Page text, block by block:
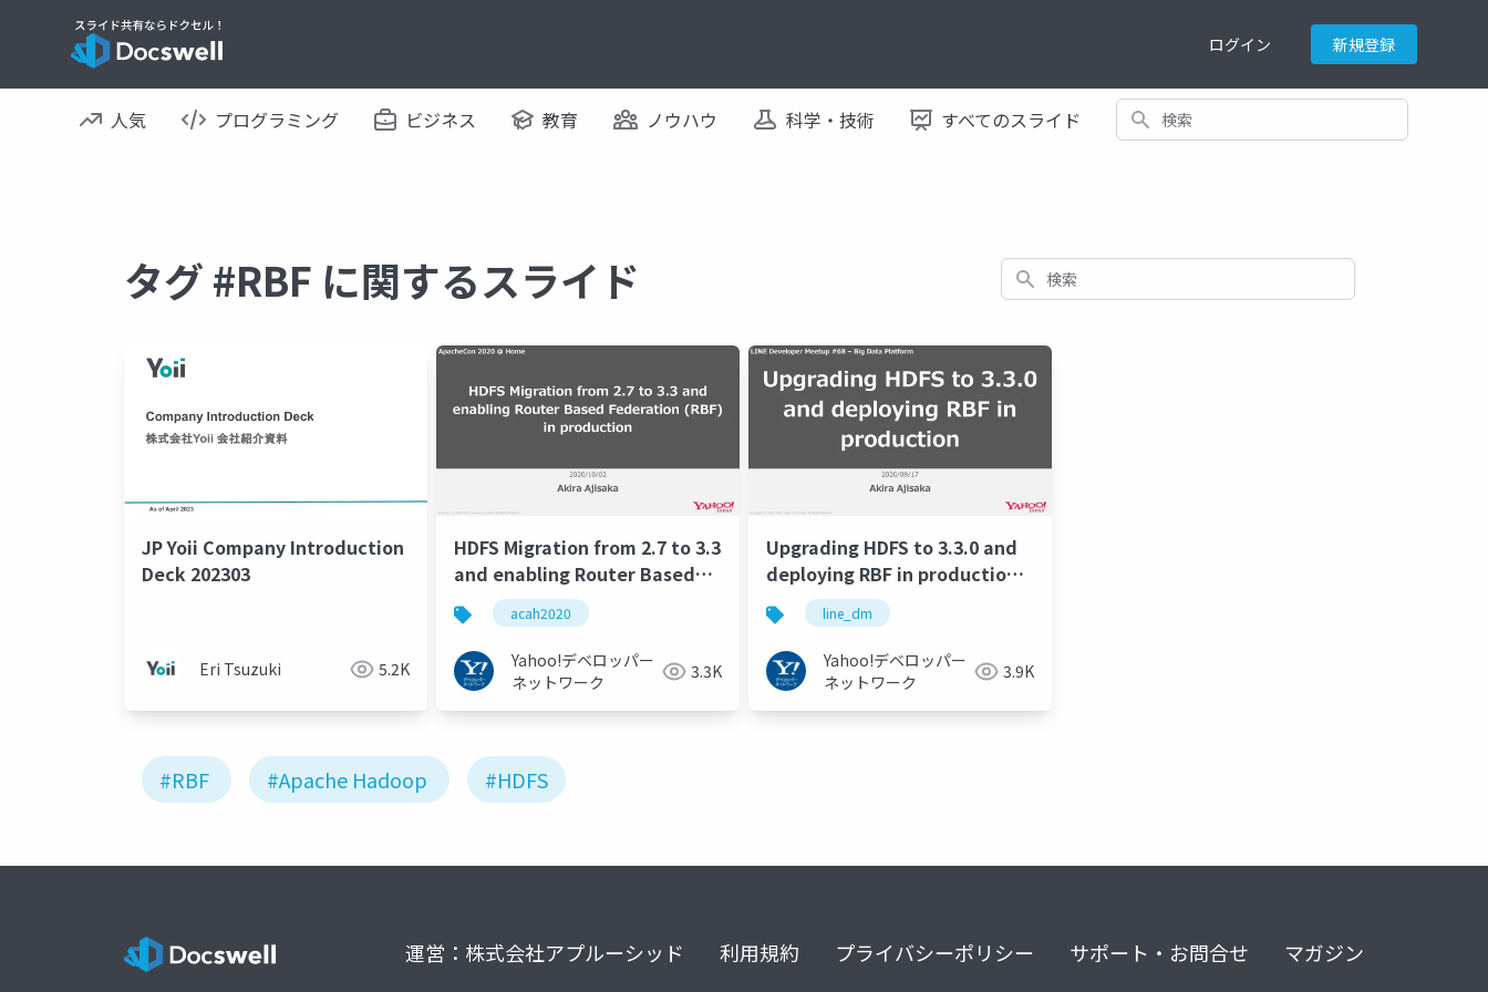
ログイン 新規登録
人気 プログラミング ビジネス 教育 ノウハウ 科学・技術 すべてのスライド 検索
タグ #RBF に関するスライド 検索
JP Yoii Company Introduction
Deck 202303
Eri Tsuzuki 5.2K
HDFS Migration from 2.7 to 3.3
and enabling Router Based
Federation (RBF) in
production #ACAH2020
acah2020
Yahoo!デベロッパー
ネットワーク
3.3K
Upgrading HDFS to 3.3.0 and
deploying RBF in production
#LINE_DM
line_dm
Yahoo!デベロッパー
ネットワーク
3.9K
#RBF #Apache Hadoop #HDFS
運営：株式会社アプルーシッド 利用規約 プライバシーポリシー サポート・お問合せ マガジン